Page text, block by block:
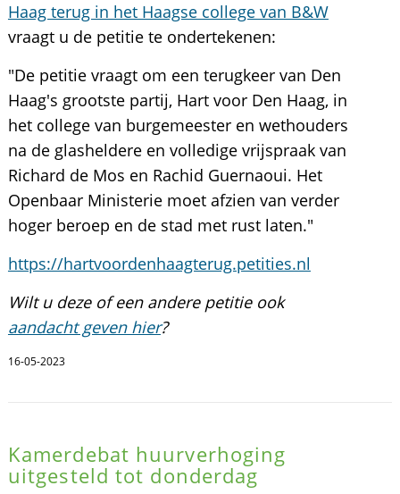
Haag terug in het Haagse college van B&W
vraagt u de petitie te ondertekenen:
"De petitie vraagt om een terugkeer van Den
Haag's grootste partij, Hart voor Den Haag, in
het college van burgemeester en wethouders
na de glasheldere en volledige vrijspraak van
Richard de Mos en Rachid Guernaoui. Het
Openbaar Ministerie moet afzien van verder
hoger beroep en de stad met rust laten."
https://hartvoordenhaagterug.petities.nl
Wilt u deze of een andere petitie ook
aandacht geven hier?
16-05-2023
Kamerdebat huurverhoging
uitgesteld tot donderdag